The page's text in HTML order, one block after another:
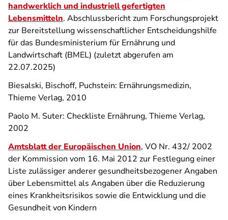
handwerklich und industriell gefertigten
Lebensmitteln. Abschlussbericht zum Forschungsprojekt
zur Bereitstellung wissenschaftlicher Entscheidungshilfe
für das Bundesministerium für Ernährung und
Landwirtschaft (BMEL) (zuletzt abgerufen am
22.07.2025)
Biesalski, Bischoff, Puchstein: Ernährungsmedizin,
Thieme Verlag, 2010
Paolo M. Suter: Checkliste Ernährung, Thieme Verlag,
2002
Amtsblatt der Europäischen Union, VO Nr. 432/ 2002
der Kommission vom 16. Mai 2012 zur Festlegung einer
Liste zulässiger anderer gesundheitsbezogener Angaben
über Lebensmittel als Angaben über die Reduzierung
eines Krankheitsrisikos sowie die Entwicklung und die
Gesundheit von Kindern